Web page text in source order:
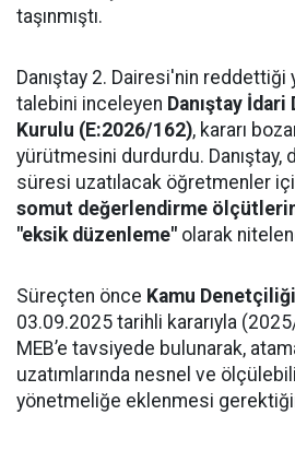
taşınmıştı.
Danıştay 2. Dairesi'nin
talebini inceleyen Danıştay
Kurulu (E:2026/162), kararı
yürütmesini durdurdu. Danıştay,
süresi uzatılacak öğretmenler
somut değerlendirme
"eksik düzenleme" olarak
Süreçten önce Kamu
03.09.2025 tarihli kararıyla
MEB’e tavsiyede bulunarak,
uzatımlarında nesnel ve
yönetmeliğe eklenmesi